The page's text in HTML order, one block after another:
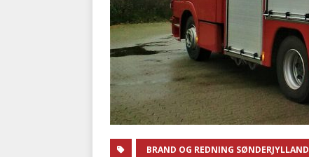
BRAND OG REDNING SØNDERJYLLAND